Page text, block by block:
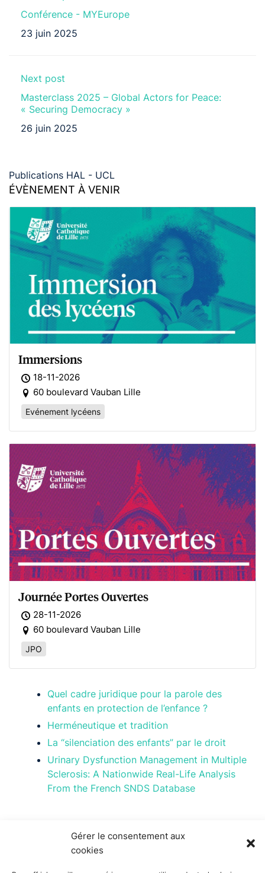
Gérer le consentement aux
cookies
Conférence - MYEurope
23 juin 2025
Next post
Masterclass 2025 – Global Actors for Peace:
« Securing Democracy »
26 juin 2025
Publications HAL - UCL
ÉVÈNEMENT À VENIR
Immersions
18-11-2026
60 boulevard Vauban Lille
Evénement lycéens
Journée Portes Ouvertes
28-11-2026
60 boulevard Vauban Lille
JPO
Quel cadre juridique pour la parole des
enfants en protection de l’enfance ?
Herméneutique et tradition
La “silenciation des enfants” par le droit
Urinary Dysfunction Management in Multiple
Sclerosis: A Nationwide Real-Life Analysis
From the French SNDS Database